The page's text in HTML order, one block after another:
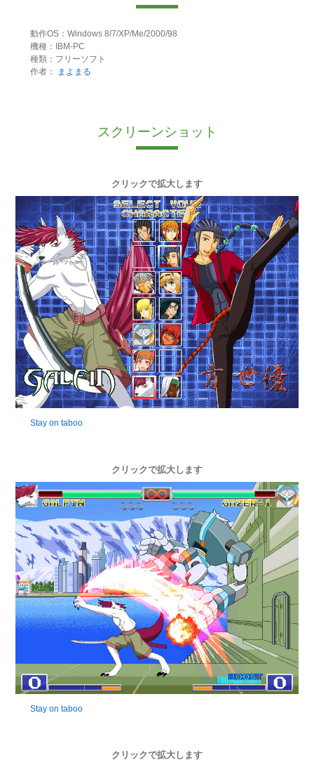
動作OS：Windows 8/7/XP/Me/2000/98
機種：IBM-PC
種類：フリーソフト
作者：
まよまる
スクリーンショット
クリックで拡大します
Stay on taboo
クリックで拡大します
Stay on taboo
クリックで拡大します